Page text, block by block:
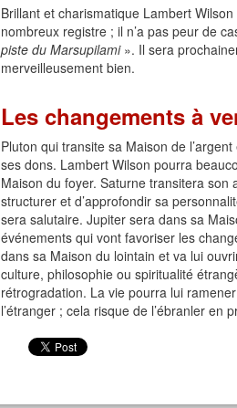
Brillant et charismatique Lambert
nombreux registre ; il n’a pas peur de
piste du Marsupilami». Il sera
merveilleusement bien.
Les changements à
Pluton qui transite sa Maison de
ses dons. Lambert Wilson pourra
Maison du foyer. Saturne transitera
structurer et d’approfondir sa
sera salutaire. Jupiter sera dans sa
événements qui vont favoriser les
dans sa Maison du lointain et va lui
culture, philosophie ou spiritualité
rétrogradation. La vie pourra lui
l’étranger ; cela risque de l’ébranler en